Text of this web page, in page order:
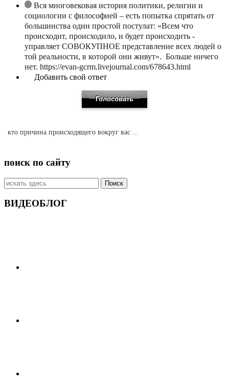
Вся многовековая история политики, религии и
социологии с философией – есть попытка спрятать от
большинства один простой постулат: «Всем что
происходит, происходило, и будет происходить -
управляет СОВОКУПНОЕ представление всех людей о
той реальности, в которой они живут». Больше ничего
нет. https://evan-gcrm.livejournal.com/678643.html
Добавить свой ответ
кто причина происходящего вокруг вас ...
поиск по сайту
Искать:
ВИДЕОБЛОГ